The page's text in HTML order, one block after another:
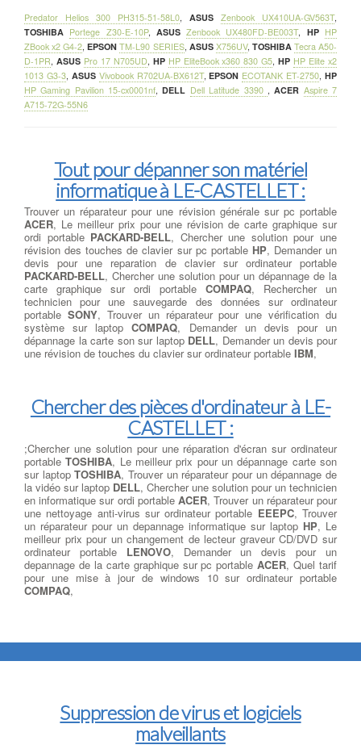
Predator Helios 300 PH315-51-58L0, ASUS Zenbook UX410UA-GV563T,
TOSHIBA Portege Z30-E-10P, ASUS Zenbook UX480FD-BE003T, HP HP
ZBook x2 G4-2,EPSON TM-L90 SERIES, ASUS X756UV, TOSHIBA Tecra A50-
D-1PR, ASUS Pro 17 N705UD, HP HP EliteBook x360 830 G5,HP HP Elite x2
1013 G3-3, ASUS Vivobook R702UA-BX612T,EPSON ECOTANK ET-2750, HP
HP Gaming Pavilion 15-cx0001nf,DELL Dell Latitude 3390 ,ACER Aspire 7
A715-72G-55N6
Tout pour dépanner son matériel
informatique à LE-CASTELLET :
Trouver un réparateur pour une révision générale sur pc portable
ACER, Le meilleur prix pour une révision de carte graphique sur
ordi portable PACKARD-BELL, Chercher une solution pour une
révision des touches de clavier sur pc portable HP, Demander un
devis pour une reparation de clavier sur ordinateur portable
PACKARD-BELL, Chercher une solution pour un dépannage de la
carte graphique sur ordi portable COMPAQ, Rechercher un
technicien pour une sauvegarde des données sur ordinateur
portable SONY, Trouver un réparateur pour une vérification du
système sur laptopCOMPAQ, Demander un devis pour un
dépannage la carte son sur laptop DELL, Demander un devis pour
une révision de touches du clavier sur ordinateur portable IBM,
Chercher des pièces d'ordinateur à LE-
CASTELLET :
;Chercher une solution pour une réparation d'écran sur ordinateur
portableTOSHIBA, Le meilleur prix pour un dépannage carte son
sur laptopTOSHIBA, Trouver un réparateur pour un dépannage de
la vidéo sur laptop DELL, Chercher une solution pour un technicien
en informatique sur ordi portableACER, Trouver un réparateur pour
une nettoyage anti-virus sur ordinateur portable EEEPC, Trouver
un réparateur pour un depannage informatique sur laptop HP, Le
meilleur prix pour un changement de lecteur graveur CD/DVD sur
ordinateur portable LENOVO, Demander un devis pour un
depannage de la carte graphique sur pc portableACER, Quel tarif
pour une mise à jour de windows 10 sur ordinateur portable
COMPAQ,
Suppression de virus et logiciels
malveillants